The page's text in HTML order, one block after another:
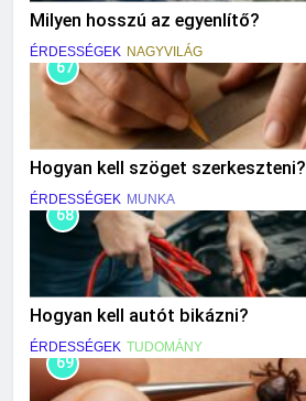
Milyen hosszú az egyenlítő?
ÉRDESSÉGEK NAGYVILÁG
67
Hogyan kell szöget szerkeszteni?
ÉRDESSÉGEK MUNKA
68
Hogyan kell autót bikázni?
ÉRDESSÉGEK TUDOMÁNY
69